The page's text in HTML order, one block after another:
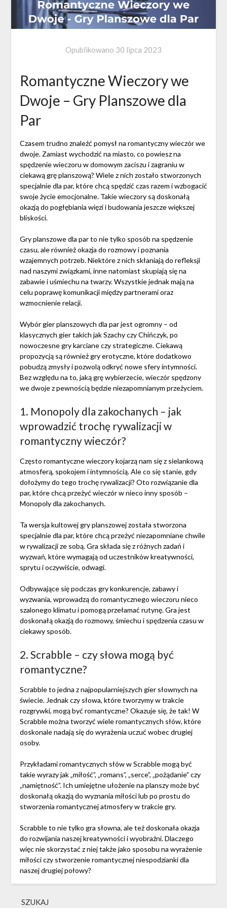
Opublikowano 30 lipca 2023
Romantyczne Wieczory we
Dwoje – Gry Planszowe dla
Par
Czasem trudno znaleźć pomysł na romantyczny wieczór we
dwoje. Zamiast wychodzić na miasto, co powiesz na
spędzenie wieczoru w domowym zaciszu i zagraniu w
ciekawą grę planszową? Wiele z nich zostało stworzonych
specjalnie dla par, które chcą spędzić czas razem i wzbogacić
swoje życie emocjonalne. Takie wieczory są doskonałą
okazją do pogłębiania więzi i budowania jeszcze większej
bliskości.
Gry planszowe dla par to nie tylko sposób na spędzenie
czasu, ale również okazja do rozmowy i poznania
wzajemnych potrzeb. Niektóre z nich skłaniają do refleksji
nad naszymi związkami, inne natomiast skupiają się na
zabawie i uśmiechu na twarzy. Wszystkie jednak mają na
celu poprawę komunikacji między partnerami oraz
wzmocnienie relacji.
Wybór gier planszowych dla par jest ogromny – od
klasycznych gier takich jak Szachy czy Chińczyk, po
nowoczesne gry karciane czy strategiczne. Ciekawą
propozycją są również gry erotyczne, które dodatkowo
pobudzą zmysły i pozwolą odkryć nowe sfery intymności.
Bez względu na to, jaką grę wybierzecie, wieczór spędzony
we dwoje z pewnością będzie niezapomnianym przeżyciem.
1. Monopoly dla zakochanych – jak
wprowadzić trochę rywalizacji w
romantyczny wieczór?
Często romantyczne wieczory kojarzą nam się z sielankową
atmosferą, spokojem i intymnością. Ale co się stanie, gdy
dołożymy do tego trochę rywalizacji? Oto rozwiązanie dla
par, które chcą przeżyć wieczór w nieco inny sposób –
Monopoly dla zakochanych.
Ta wersja kultowej gry planszowej została stworzona
specjalnie dla par, które chcą przeżyć niezapomniane chwile
w rywalizacji ze sobą. Gra składa się z różnych zadań i
wyzwań, które wymagają od uczestników kreatywności,
sprytu i oczywiście, odwagi.
Odbywające się podczas gry konkurencje, zabawy i
wyzwania, wprowadzą do romantycznego wieczoru nieco
szalonego klimatu i pomogą przełamać rutynę. Gra jest
doskonałą okazją do rozmowy, śmiechu i spędzenia czasu w
ciekawy sposób.
2. Scrabble – czy słowa mogą być
romantyczne?
Scrabble to jedna z najpopularniejszych gier słownych na
świecie. Jednak czy słowa, które tworzymy w trakcie
rozgrywki, mogą być romantyczne? Okazuje się, że tak! W
Scrabble można tworzyć wiele romantycznych słów, które
doskonale nadają się do wyrażenia uczuć wobec drugiej
osoby.
Przykładami romantycznych słów w Scrabble mogą być
takie wyrazy jak „miłość”, „romans”, „serce”, „pożądanie” czy
„namiętność”. Ich umiejętne ułożenie na planszy może być
doskonałą okazją do wyznania miłości lub po prostu do
stworzenia romantycznej atmosfery w trakcie gry.
Scrabble to nie tylko gra słowna, ale też doskonała okazja
do rozwijania naszej kreatywności i wyobraźni. Dlaczego
więc nie skorzystać z niej także jako sposobu na wyrażenie
miłości czy stworzenie romantycznej niespodzianki dla
naszej drugiej połowy?
SZUKAJ